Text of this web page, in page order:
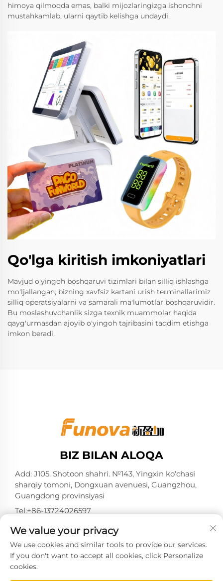
himoya qilmoqda emas, balki mijozlaringizga ishonchni
mustahkamlab, ularni qaytib kelishga undaydi.
Qo'lga kiritish imkoniyatlari
Mavjud o'yingoh boshqaruvi tizimlari bilan silliq ishlashga
mo'ljallangan, bizning xavfsiz kartani urish terminallarimiz
silliq operatsiyalarni va samarali ma'lumotlar boshqaruvidir.
Bu moslashuvchanlik sizga texnik muammolar haqida
qayg'urmasdan ajoyib o'yingoh tajribasini taqdim etishga
imkon beradi.
BIZ BILAN ALOQA
Add: J105. Shotoon shahri. №143, Yingxin ko‘chasi
sharqiy tomoni, Dongxuan avenuesi, Guangzhou,
Guangdong provinsiyasi
Tel:+86-13724026597
Elektron pochta:
[email protected]
Nashr huquqi Guangzhou Xinyingjia System
We value your privacy
We use cookies and similar tools to provide our services.
If you don't want to accept all cookies, click Personalize
cookies.